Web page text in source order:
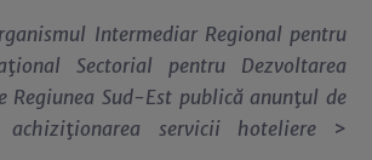
Intermediar Regional pentru
ţional Sectorial pentru Dezvoltarea
Regiunea Sud-Est publică anunţul de
ţionarea servicii hoteliere >